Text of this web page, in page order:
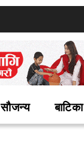
सौजन्य बाटिका